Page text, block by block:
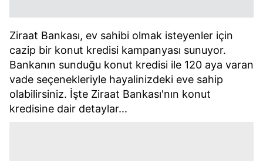
Ziraat Bankası, ev sahibi olmak isteyenler için
cazip bir konut kredisi kampanyası sunuyor.
Bankanın sunduğu konut kredisi ile 120 aya varan
vade seçenekleriyle hayalinizdeki eve sahip
olabilirsiniz. İşte Ziraat Bankası'nın konut
kredisine dair detaylar...